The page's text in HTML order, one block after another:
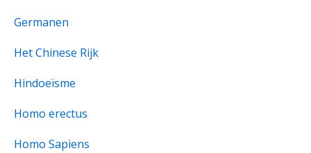
Germanen
Het Chinese Rijk
Hindoeïsme
Homo erectus
Homo Sapiens